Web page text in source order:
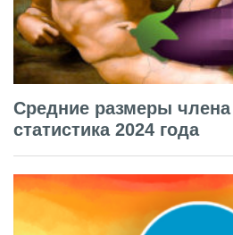
Средние размеры
статистика 2024 года